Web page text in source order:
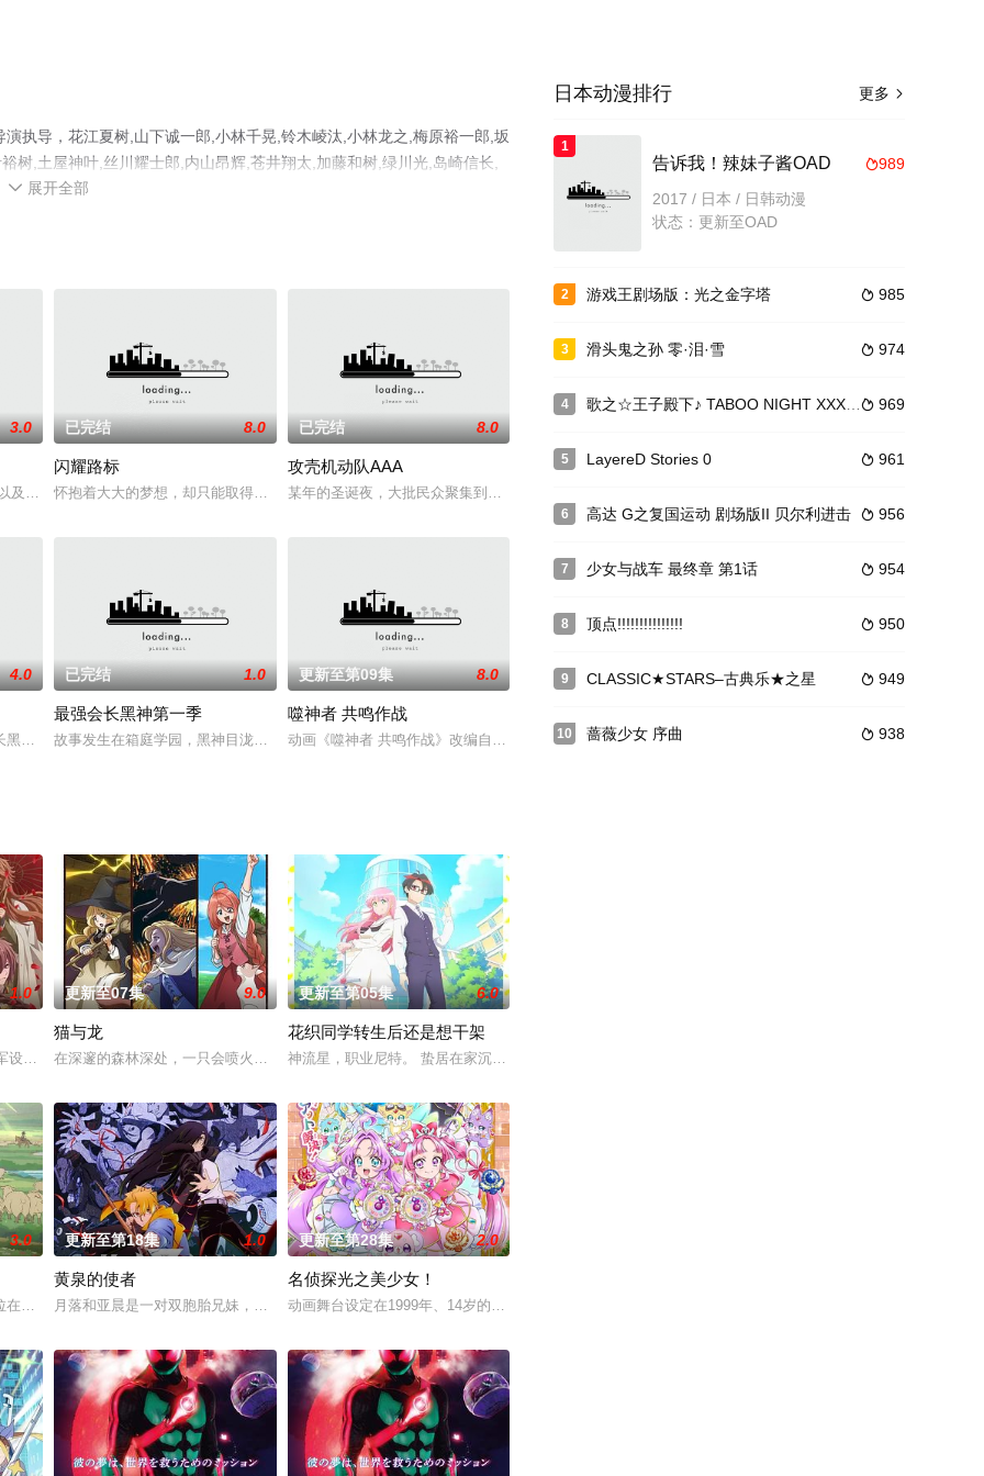
执导，花江夏树,山下诚一郎,小林千晃,铃木崚汰,小林龙之,梅原裕一郎,坂
树,土屋神叶,丝川耀士郎,内山昂辉,苍井翔太,加藤和树,绿川光,岛崎信长,
太,木村昴,堀内贤雄,滨健人等演员精彩演绎的日本动漫，大结局剧情已
 展开全部
人意外从宇宙坠落，他手持有着象征身
3.0
及喜欢日下的OL·若林。这两个看上去很不般配的人却在办公室里发生了
已完结 8.0
闪耀路标
怀抱着大大的梦想，却只能取得小小的成果的偶像组合“TiNgS”中的玉城杏夏、青天国春、圣舞理王
已完结 8.0
攻壳机动队AAA
某年的圣诞夜，大批民众聚集到某栋大厦门外，抗议国家与库赞共和国的纯净水合作计划。与此同时，交通
动物姿态、被干支神选上的使者“干支
4.0
神目泷为你解决问题！一年十三组的黑神目泷入选成为箱庭学园第98代学
已完结 1.0
最强会长黑神第一季
故事发生在箱庭学园，黑神目泷（丰崎爱生 配音）是学园一年级的新生，作为学校里的学生会长，黑神拥
更新至第09集 8.0
噬神者 共鸣作战
动画《噬神者 共鸣作战》改编自噬神者系列游戏衍生同名手游，web小剧场动画2018年4月开始在
郎，某日在森林中遇见了受伤倒地的
1.0
设立的学校——陆军栖凤中学。这是一个为获取可用于军事的超常力量而
更新至07集 9.0
猫与龙
在深邃的森林深处，一只会喷火的龙，与一群能操纵魔法的猫咪一同生活着。这只在出生前便失去亲生父母
更新至第05集 6.0
花织同学转生后还是想干架
神流星，职业尼特。 蛰居在家沉迷游戏度日，实际上却在某个不为人知的世界曾担任魔王！ 而此刻找上
3.0
伊朗东部城市图斯被奴隶商委托给一个学者辈出的家族进行教育。希塔拉起
更新至第18集 1.0
黄泉的使者
月落和亚晨是一对双胞胎兄妹，他们在一个与世隔绝的深山小村落里出生，被称为“分隔夜与昼的双子”。
更新至第28集 2.0
名侦探光之美少女！
动画舞台设定在1999年、14岁的明智安娜从2027年穿越回1999年的真未来市、在那里她结识
更多 
日本动漫排行
1
989
告诉我！辣妹子酱OAD
2017 / 日本 / 日韩动漫
状态：更新至OAD
2  985
游戏王剧场版：光之金字塔
3  974
滑头鬼之孙 零·泪·雪
4  969
歌之☆王子殿下♪ TABOO NIGHT XXXX剧场版
5  961
LayereD Stories 0
6  956
高达 G之复国运动 剧场版II 贝尔利进击
7  954
少女与战车 最终章 第1话
8  950
顶点!!!!!!!!!!!!!!!
9  949
CLASSIC★STARS–古典乐★之星
10  938
蔷薇少女 序曲